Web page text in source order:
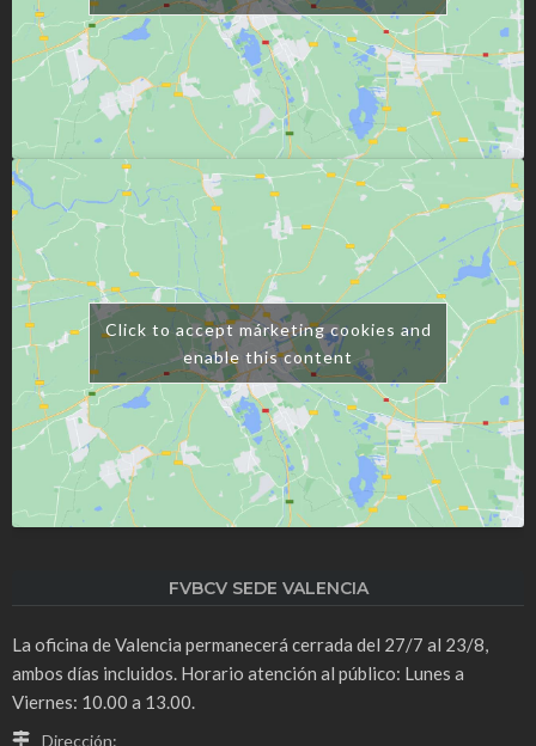
Click to accept márketing cookies and
enable this content
FVBCV SEDE VALENCIA
La oficina de Valencia permanecerá cerrada del 27/7 al 23/8,
ambos días incluidos. Horario atención al público: Lunes a
Viernes: 10.00 a 13.00.
Dirección: